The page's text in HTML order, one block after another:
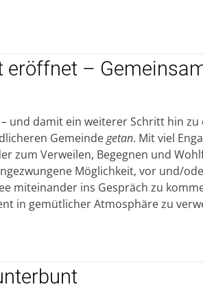
eröffnet –
und damit ein weiterer Schritt hin zu
Gemeindegetan. Mit viel
zum Verweilen, Begegnen und
Möglichkeit, vor und/
miteinander ins Gespräch zu
in gemütlicher Atmosphäre zu